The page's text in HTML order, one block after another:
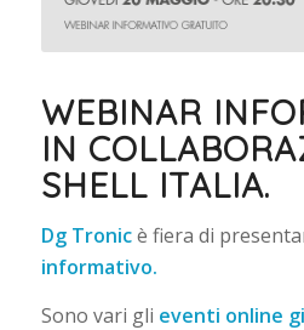
WEBINAR
IN
SHELL ITALIA.
Dg Tronicè fiera di
informativo.
Sono vari gli eventi online